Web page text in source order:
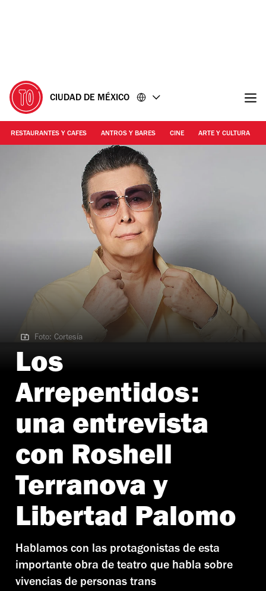
CIUDAD DE MÉXICO
RESTAURANTES Y CAFES ANTROS Y BARES CINE ARTE Y CULTURA
Foto: Cortesía
Foto: Cortesía
Los
Arrepentidos:
una entrevista
con Roshell
Terranova y
Libertad Palomo
Hablamos con las protagonistas de esta
importante obra de teatro que habla sobre
vivencias de personas trans